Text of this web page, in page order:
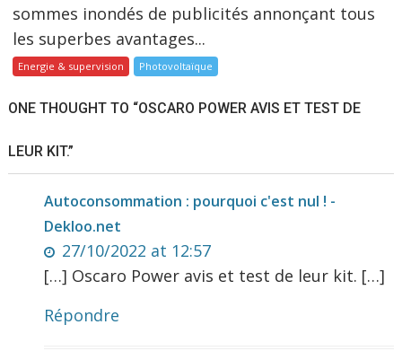
sommes inondés de publicités annonçant tous
les superbes avantages...
Energie & supervision Photovoltaïque
ONE THOUGHT TO “OSCARO POWER AVIS ET TEST DE
LEUR KIT.”
Autoconsommation : pourquoi c'est nul ! -
Dekloo.net
27/10/2022 at 12:57
[…] Oscaro Power avis et test de leur kit. […]
Répondre